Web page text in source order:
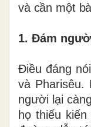
và cần một
1. Đám
Điều đáng
và Pharisêu.
người lại
họ thiếu